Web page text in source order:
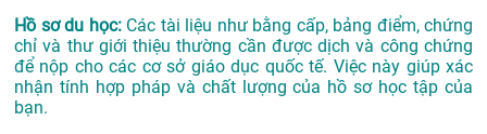
Hồ sơ du học:Các tài liệu như bằng cấp, bảng điểm, chứng
chỉ và thư giới thiệu thường cần được dịch và công chứng
để nộp cho các cơ sở giáo dục quốc tế. Việc này giúp xác
nhận tính hợp pháp và chất lượng của hồ sơ học tập của
bạn.